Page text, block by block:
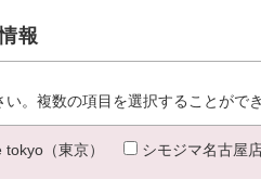
報
。複数の項目を選択することができ
（東京） シモジマ名古屋